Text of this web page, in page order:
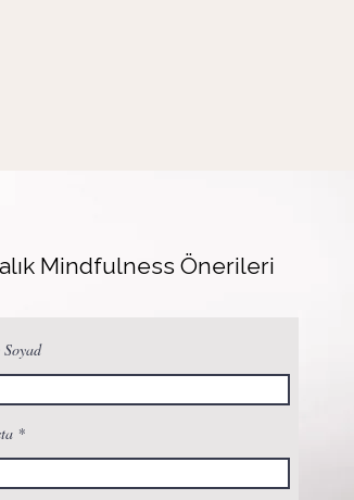
Mindfulness Önerileri